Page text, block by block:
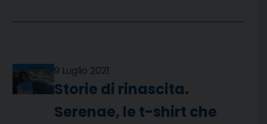
9 Luglio 2021
Storie di rinascita.
Serenae, le t-shirt che